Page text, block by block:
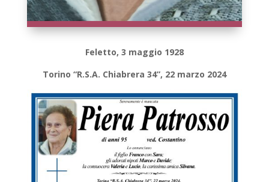
Feletto, 3 maggio 1928
Torino “R.S.A. Chiabrera 34”, 22 marzo 2024